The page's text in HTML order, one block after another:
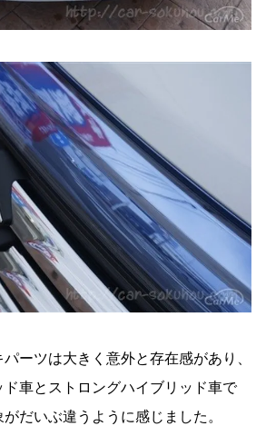
ーツは大きく意外と存在感があり、
車とストロングハイブリッド車で
だいぶ違うように感じました。